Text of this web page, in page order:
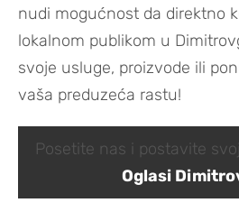
nudi mogućnost da direktno
lokalnom publikom u
svoje usluge, proizvode ili
vaša preduzeća rastu!
Posetite nas i postavite
Oglasi